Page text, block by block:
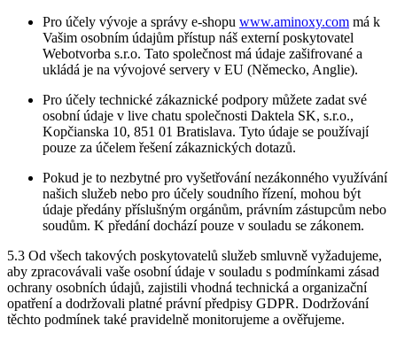
Pro účely vývoje a správy e-shopu www.aminoxy.com má k
Vašim osobním údajům přístup náš externí poskytovatel
Webotvorba s.r.o. Tato společnost má údaje zašifrované a
ukládá je na vývojové servery v EU (Německo, Anglie).
Pro účely technické zákaznické podpory můžete zadat své
osobní údaje v live chatu společnosti Daktela SK, s.r.o.,
Kopčianska 10, 851 01 Bratislava. Tyto údaje se používají
pouze za účelem řešení zákaznických dotazů.
Pokud je to nezbytné pro vyšetřování nezákonného využívání
našich služeb nebo pro účely soudního řízení, mohou být
údaje předány příslušným orgánům, právním zástupcům nebo
soudům. K předání dochází pouze v souladu se zákonem.
5.3 Od všech takových poskytovatelů služeb smluvně vyžadujeme,
aby zpracovávali vaše osobní údaje v souladu s podmínkami zásad
ochrany osobních údajů, zajistili vhodná technická a organizační
opatření a dodržovali platné právní předpisy GDPR. Dodržování
těchto podmínek také pravidelně monitorujeme a ověřujeme.